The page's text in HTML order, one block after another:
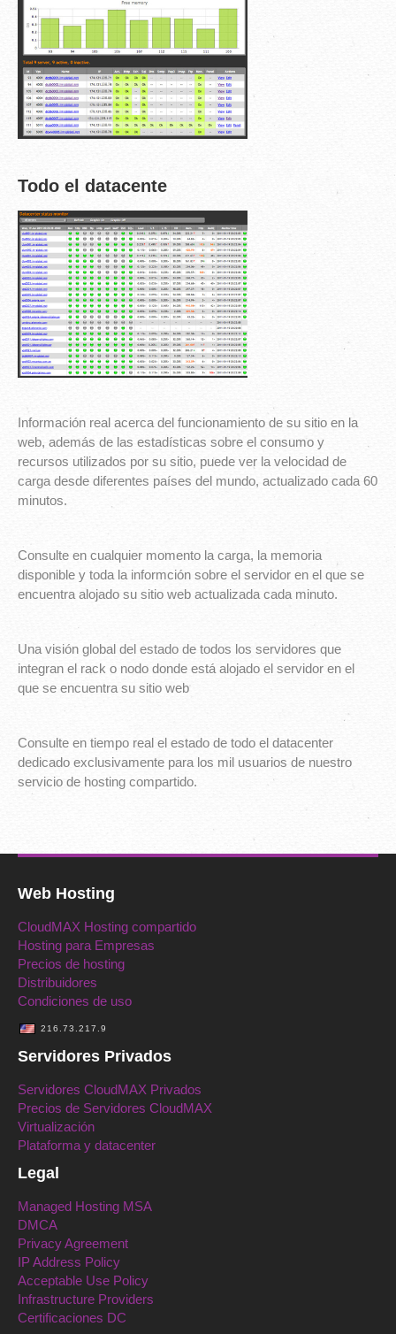
Todo el datacente
Información real acerca del funcionamiento de su sitio en la
web, además de las estadísticas sobre el consumo y
recursos utilizados por su sitio, puede ver la velocidad de
carga desde diferentes países del mundo, actualizado cada 60
minutos.
Consulte en cualquier momento la carga, la memoria
disponible y toda la informción sobre el servidor en el que se
encuentra alojado su sitio web actualizada cada minuto.
Una visión global del estado de todos los servidores que
integran el rack o nodo donde está alojado el servidor en el
que se encuentra su sitio web
Consulte en tiempo real el estado de todo el datacenter
dedicado exclusivamente para los mil usuarios de nuestro
servicio de hosting compartido.
Web Hosting
CloudMAX Hosting compartido
Hosting para Empresas
Precios de hosting
Distribuidores
Condiciones de uso
216.73.217.9
Servidores Privados
Servidores CloudMAX Privados
Precios de Servidores CloudMAX
Virtualización
Plataforma y datacenter
Legal
Managed Hosting MSA
DMCA
Privacy Agreement
IP Address Policy
Acceptable Use Policy
Infrastructure Providers
Certificaciones DC